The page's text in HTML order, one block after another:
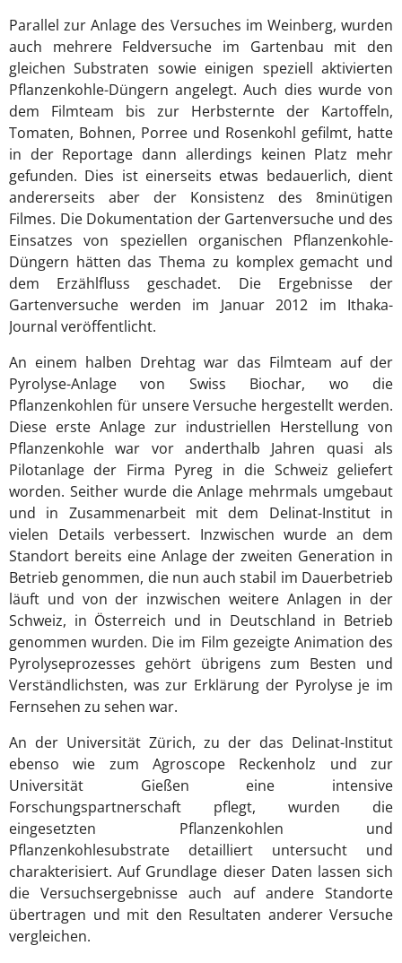
Parallel zur Anlage des Versuches im Weinberg, wurden
auch mehrere Feldversuche im Gartenbau mit den
gleichen Substraten sowie einigen speziell aktivierten
Pflanzenkohle-Düngern angelegt. Auch dies wurde von
dem Filmteam bis zur Herbsternte der Kartoffeln,
Tomaten, Bohnen, Porree und Rosenkohl gefilmt, hatte
in der Reportage dann allerdings keinen Platz mehr
gefunden. Dies ist einerseits etwas bedauerlich, dient
andererseits aber der Konsistenz des 8minütigen
Filmes. Die Dokumentation der Gartenversuche und des
Einsatzes von speziellen organischen Pflanzenkohle-
Düngern hätten das Thema zu komplex gemacht und
dem Erzählfluss geschadet. Die Ergebnisse der
Gartenversuche werden im Januar 2012 im Ithaka-
Journal veröffentlicht.
An einem halben Drehtag war das Filmteam auf der
Pyrolyse-Anlage von Swiss Biochar, wo die
Pflanzenkohlen für unsere Versuche hergestellt werden.
Diese erste Anlage zur industriellen Herstellung von
Pflanzenkohle war vor anderthalb Jahren quasi als
Pilotanlage der Firma Pyreg in die Schweiz geliefert
worden. Seither wurde die Anlage mehrmals umgebaut
und in Zusammenarbeit mit dem Delinat-Institut in
vielen Details verbessert. Inzwischen wurde an dem
Standort bereits eine Anlage der zweiten Generation in
Betrieb genommen, die nun auch stabil im Dauerbetrieb
läuft und von der inzwischen weitere Anlagen in der
Schweiz, in Österreich und in Deutschland in Betrieb
genommen wurden. Die im Film gezeigte Animation des
Pyrolyseprozesses gehört übrigens zum Besten und
Verständlichsten, was zur Erklärung der Pyrolyse je im
Fernsehen zu sehen war.
An der Universität Zürich, zu der das Delinat-Institut
ebenso wie zum Agroscope Reckenholz und zur
Universität Gießen eine intensive
Forschungspartnerschaft pflegt, wurden die
eingesetzten Pflanzenkohlen und
Pflanzenkohlesubstrate detailliert untersucht und
charakterisiert. Auf Grundlage dieser Daten lassen sich
die Versuchsergebnisse auch auf andere Standorte
übertragen und mit den Resultaten anderer Versuche
vergleichen.